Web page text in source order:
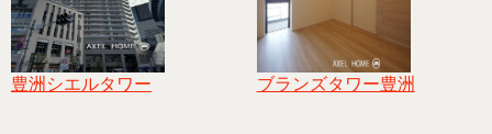
豊洲シエルタワー ブランズタワー豊洲